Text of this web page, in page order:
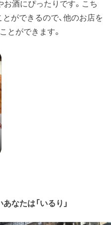
お酒にぴったりです。こち
ができるので、他のお店を
とができます。
なたは「いるり」